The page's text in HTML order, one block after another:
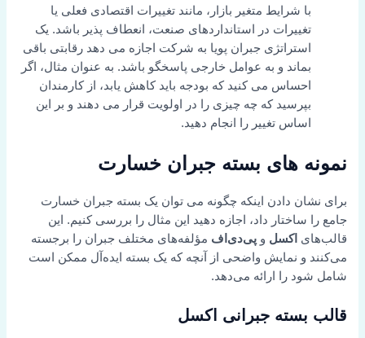
با شرایط متغیر بازار، مانند تغییرات اقتصادی فعلی یا
تغییرات در استانداردهای صنعت، انعطاف پذیر باشد. یک
استراتژی جبران پویا به شرکت اجازه می دهد رقابتی باقی
بماند و به عوامل خارجی پاسخگو باشد. به عنوان مثال، اگر
احساس می کنید که بودجه باید کاهش یابد، از کارمندان
بپرسید که چه چیزی را در اولویت قرار می دهند و بر این
اساس تغییر را انجام دهید.
نمونه های بسته جبران خسارت
برای نشان دادن اینکه چگونه می توان یک بسته جبران خسارت
جامع را ساختار داد، اجازه دهید این مثال را بررسی کنیم. این
قالب‌های اکسل وپی‌دی‌اف مؤلفه‌های مختلف جبران را برجسته
می‌کنند و نمایش واضحی از آنچه که یک بسته ایده‌آل ممکن است
شامل شود را ارائه می‌دهد.
قالب بسته جبرانی اکسل